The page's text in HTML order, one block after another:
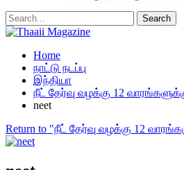
Home
நாட்டு நடப்பு
இந்தியா
நீட் தேர்வு வழக்கு 12
neet
Return to "நீட் தேர்வு வழக்கு 12